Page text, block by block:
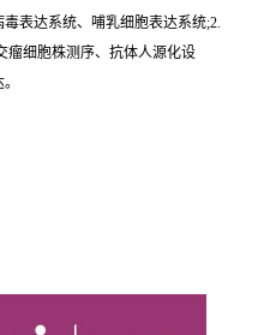
表达系统、哺乳细胞表达系统;2.
瘤细胞株测序、抗体人源化设